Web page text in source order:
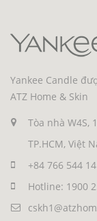
Yankee Candle
ATZ Home & Skin
Tòa nhà W4S,
TP.HCM, Việt
+84 766 544
Hotline: 1900